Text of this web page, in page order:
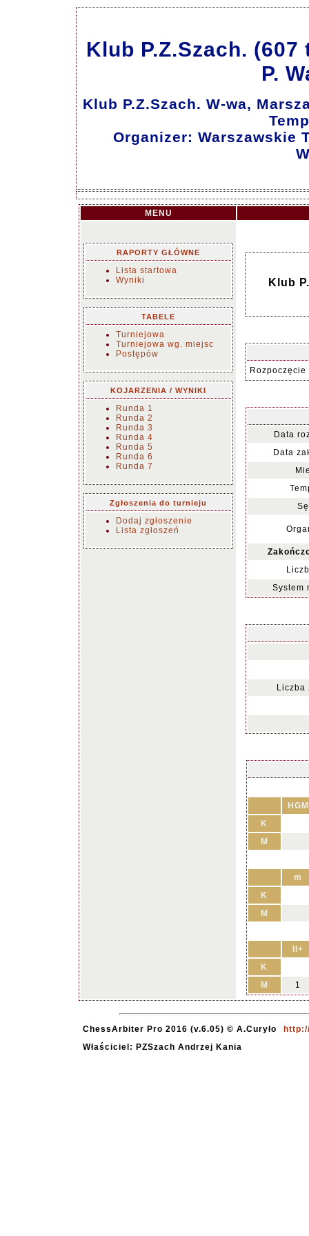
Klub P.Z.Szach.
P.
Klub P.Z.Szach. W-wa,
Organizer: Warszawskie
MENU
RAPORTY GŁÓWNE
Lista startowa
Wyniki
TABELE
Turniejowa
Turniejowa wg. miejsc
Postępów
KOJARZENIA / WYNIKI
Runda 1
Runda 2
Runda 3
Runda 4
Runda 5
Runda 6
Runda 7
Zgłoszenia do turnieju
Dodaj zgłoszenie
Lista zgłoszeń
Klub
Data
Data
System
Liczba
HGM
K
M
m
K
M
II+
K
M
1
ChessArbiter Pro 2016 (v.6.05) © A.Curyło
Właściciel: PZSzach Andrzej Kania